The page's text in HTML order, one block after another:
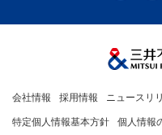
会社情報 採用情報 ニュースリ
特定個人情報基本方針 個人情報